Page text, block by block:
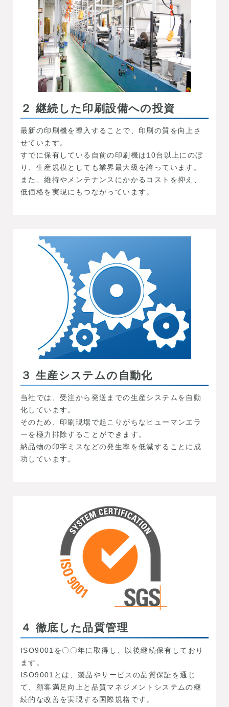
２ 継続した印刷設備への投資
最新の印刷機を導入することで、印刷の質を向上さ
せています。
すでに保有している自前の印刷機は10台以上にのぼ
り、生産規模としても業界最大級を誇っています。
また、維持やメンテナンスにかかるコストを抑え、
低価格を実現にもつながっています。
３ 生産システムの自動化
当社では、受注から発送までの生産システムを自動
化しています。
そのため、印刷現場で起こりがちなヒューマンエラ
ーを極力排除することができます。
納品物の印字ミスなどの発生率を低減することに成
功しています。
４ 徹底した品質管理
ISO9001を〇〇年に取得し、以後継続保有しており
ます。
ISO9001とは、製品やサービスの品質保証を通じ
て、顧客満足向上と品質マネジメントシステムの継
続的な改善を実現する国際規格です。